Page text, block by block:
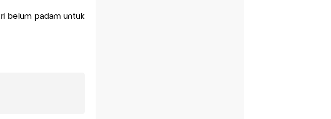
belum padam untuk